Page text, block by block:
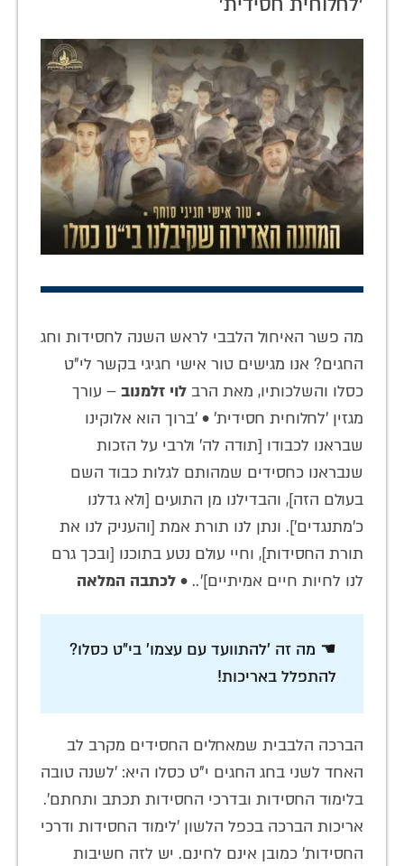
מה פשר האיחול הלבבי לראש השנה לחסידות וחג
החגים? אנו מגישים טור אישי חגיגי בקשר לי"ט
כסלו והשלכותיו, מאת הרב לוי זלמנוב – עורך
מגזין 'לחלוחית חסידית' • 'ברוך הוא אלוקינו
שבראנו לכבודו [תודה לה' ולרבי על הזכות
שנבראנו כחסידים שמהותם לגלות כבוד השם
בעולם הזה], והבדילנו מן התועים [ולא גדלנו
כ'מתנגדים']. ונתן לנו תורת אמת [והעניק לנו את
תורת החסידות], וחיי עולם נטע בתוכנו [ובכך גרם
לנו לחיות חיים אמיתיים]'.. • לכתבה המלאה
☚ מה זה 'להתוועד עם עצמו' בי"ט כסלו?
להתפלל באריכות!
הברכה הלבבית שמאחלים החסידים מקרב לב
האחד לשני בחג החגים י"ט כסלו היא: 'לשנה טובה
בלימוד החסידות ובדרכי החסידות תכתב ותחתם'.
אריכות הברכה בכפל הלשון 'לימוד החסידות ודרכי
החסידות' כמובן אינם לחינם. יש לזה חשיבות